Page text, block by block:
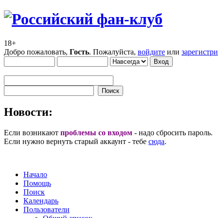
18+
Добро пожаловать, Гость. Пожалуйста, войдите или
Новости:
Если возникают проблемы со входом - надо сбросить пароль.
Если нужно вернуть старый аккаунт - тебе сюда.
Начало
Помощь
Поиск
Календарь
Пользователи